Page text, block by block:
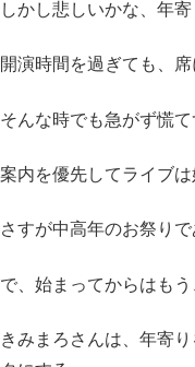
しかし悲しいかな、年
開演時間を過ぎても、
そんな時でも急がず慌て
案内を優先してライブは
さすが中高年のお祭りで
で、始まってからはもう
きみまろさんは、年寄